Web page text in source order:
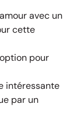
avec un
cette
pour
intéressante
par un